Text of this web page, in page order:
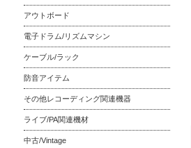
アウトボード
電子ドラム/リズムマシン
ケーブル/ラック
防音アイテム
その他レコーディング関連機器
ライブ/PA関連機材
中古/Vintage